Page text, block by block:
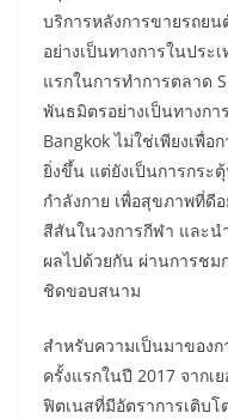
บริการหลังการขายรถยน
อย่างเป็นทางการในประ
แรกในการทำการตลาด
พันธมิตรอย่างเป็นทางกา
Bangkok ไม่ใช่เพียงเพื่
ยิ่งขึ้น แต่ยังเป็นการกร
กำลังกาย เพื่อสุขภาพที่ดี
สีสันในวงการกีฬา และน
ผลไปด้วยกัน ผ่านการช
ชิดขอบสนาม
สำหรับความเป็นมาของ
ครั้งแรกในปี 2017 จาก
ฟิตเนสที่มีอัตราการเติบ